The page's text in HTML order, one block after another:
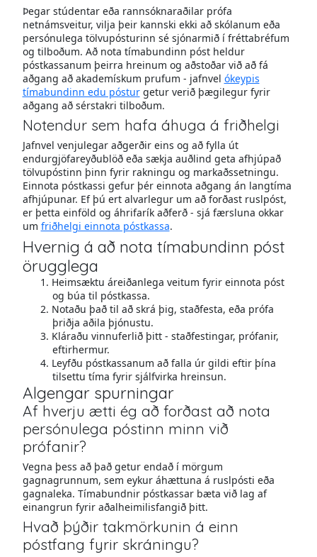
Þegar stúdentar eða rannsóknaraðilar prófa
netnámsveitur, vilja þeir kannski ekki að skólanum eða
persónulega tölvupósturinn sé sjónarmið í fréttabréfum
og tilboðum. Að nota tímabundinn póst heldur
póstkassanum þeirra hreinum og aðstoðar við að fá
aðgang að akademískum prufum - jafnvel ókeypis
tímabundinn edu pósturgetur verið þægilegur fyrir
aðgang að sérstakri tilboðum.
Notendur sem hafa áhuga á friðhelgi
Jafnvel venjulegar aðgerðir eins og að fylla út
endurgjöfareyðublöð eða sækja auðlind geta afhjúpað
tölvupóstinn þinn fyrir rakningu og markaðssetningu.
Einnota póstkassi gefur þér einnota aðgang án langtíma
afhjúpunar. Ef þú ert alvarlegur um að forðast ruslpóst,
er þetta einföld og áhrifarík aðferð - sjá færsluna okkar
um friðhelgi einnota póstkassa.
Hvernig á að nota tímabundinn póst
örugglega
Heimsæktu áreiðanlega veitum fyrir einnota póst
og búa til póstkassa.
Notaðu það til að skrá þig, staðfesta, eða prófa
þriðja aðila þjónustu.
Kláraðu vinnuferlið þitt - staðfestingar, prófanir,
eftirhermur.
Leyfðu póstkassanum að falla úr gildi eftir þína
tilsettu tíma fyrir sjálfvirka hreinsun.
Algengar spurningar
Af hverju ætti ég að forðast að nota
persónulega póstinn minn við
prófanir?
Vegna þess að það getur endað í mörgum
gagnagrunnum, sem eykur áhættuna á ruslpósti eða
gagnaleka. Tímabundnir póstkassar bæta við lag af
einangrun fyrir aðalheimilisfangið þitt.
Hvað þýðir takmörkunin á einn
póstfang fyrir skráningu?